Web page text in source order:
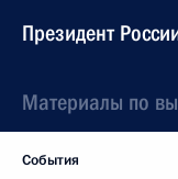
Президент
Материалы по
События